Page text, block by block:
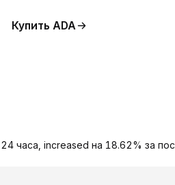
Купить ADA
часа, increased на 18.62% за